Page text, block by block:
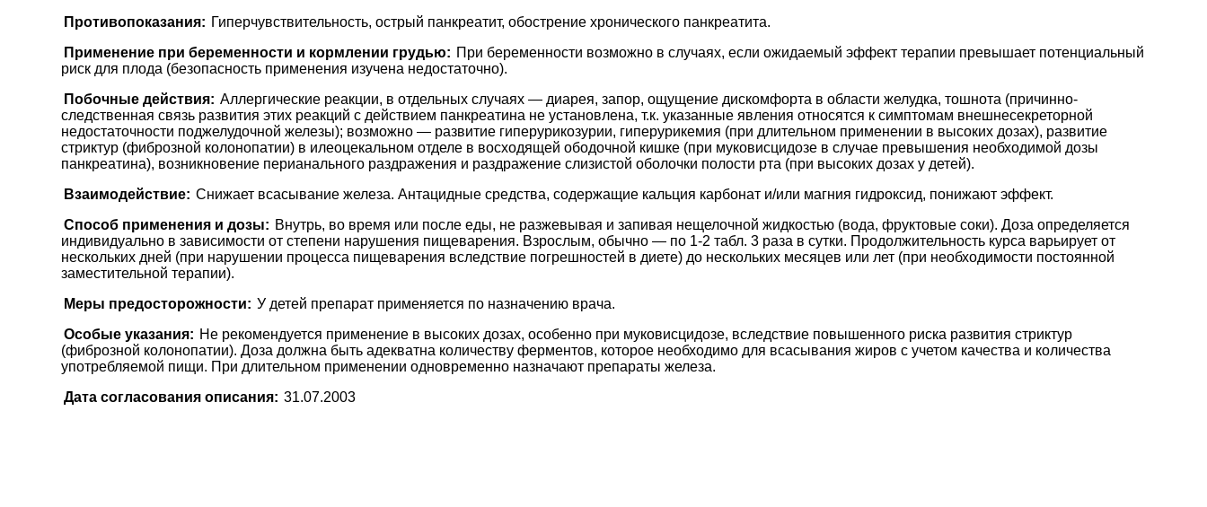
Противопоказания: Гиперчувствительность, острый панкреатит, обострение хронического панкреатита.
Применение при беременности и кормлении грудью: При беременности возможно в случаях, если ожидаемый эффект терапии превышает потенциальный
риск для плода (безопасность применения изучена недостаточно).
Побочные действия: Аллергические реакции, в отдельных случаях — диарея, запор, ощущение дискомфорта в области желудка, тошнота (причинно-
следственная связь развития этих реакций с действием панкреатина не установлена, т.к. указанные явления относятся к симптомам внешнесекреторной
недостаточности поджелудочной железы); возможно — развитие гиперурикозурии, гиперурикемия (при длительном применении в высоких дозах), развитие
стриктур (фиброзной колонопатии) в илеоцекальном отделе в восходящей ободочной кишке (при муковисцидозе в случае превышения необходимой дозы
панкреатина), возникновение перианального раздражения и раздражение слизистой оболочки полости рта (при высоких дозах у детей).
Взаимодействие: Снижает всасывание железа. Антацидные средства, содержащие кальция карбонат и/или магния гидроксид, понижают эффект.
Способ применения и дозы: Внутрь, во время или после еды, не разжевывая и запивая нещелочной жидкостью (вода, фруктовые соки). Доза определяется
индивидуально в зависимости от степени нарушения пищеварения. Взрослым, обычно — по 1-2 табл. 3 раза в сутки. Продолжительность курса варьирует от
нескольких дней (при нарушении процесса пищеварения вследствие погрешностей в диете) до нескольких месяцев или лет (при необходимости постоянной
заместительной терапии).
Меры предосторожности: У детей препарат применяется по назначению врача.
Особые указания: Не рекомендуется применение в высоких дозах, особенно при муковисцидозе, вследствие повышенного риска развития стриктур
(фиброзной колонопатии). Доза должна быть адекватна количеству ферментов, которое необходимо для всасывания жиров с учетом качества и количества
употребляемой пищи. При длительном применении одновременно назначают препараты железа.
Дата согласования описания: 31.07.2003